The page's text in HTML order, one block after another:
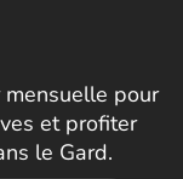
pour
et profiter
le Gard.